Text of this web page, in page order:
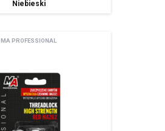
Niebieski
MA PROFESSIONAL